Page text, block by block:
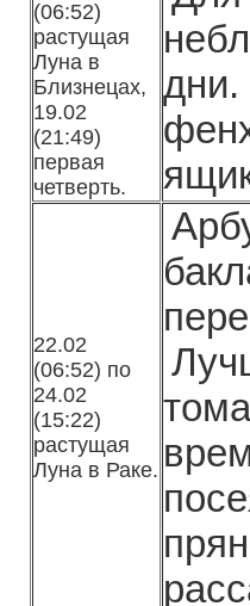
(06:52)
растущая
Луна в
Близнецах,
19.02
(21:49)
первая
четверть.
22.02
(06:52) по
24.02
(15:22)
расту­щая
Луна в Раке.